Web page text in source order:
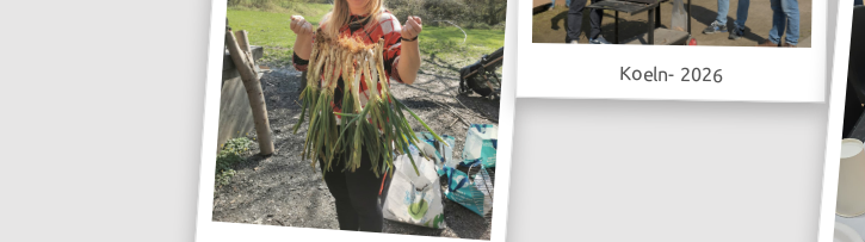
Koeln- 2026